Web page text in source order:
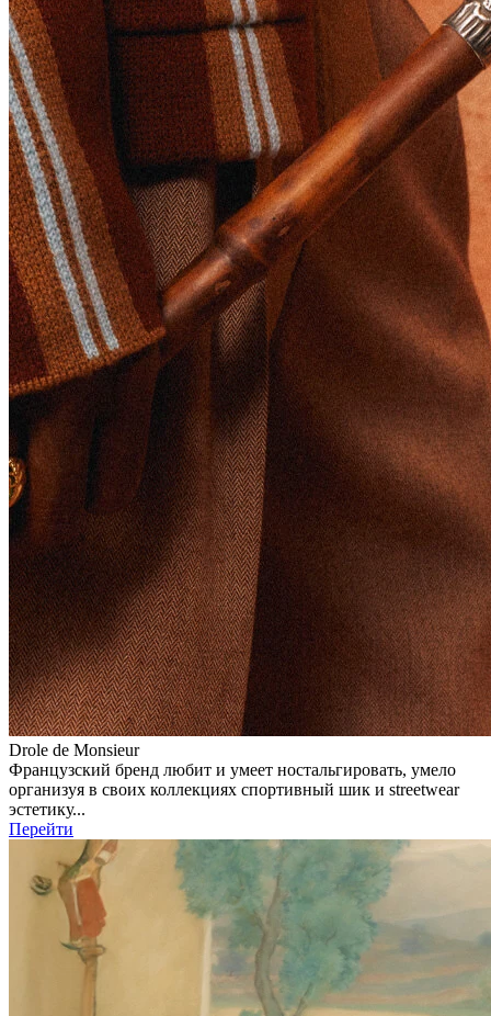
Drole de Monsieur
Французский бренд любит и умеет ностальгировать, умело
организуя в своих коллекциях спортивный шик и streetwear
эстетику...
Перейти